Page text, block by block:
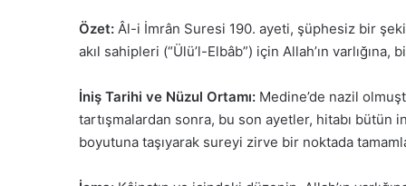
Özet: Âl-i İmrân Suresi 190. ayeti, şüphesiz bir
akıl sahipleri (“Ülü’l-Elbâb”) için Allah’ın
İniş Tarihi ve Nüzul Ortamı: Medine’de nazil
tartışmalardan sonra, bu son ayetler, hitabı bütün
boyutuna taşıyarak sureyi zirve bir noktada